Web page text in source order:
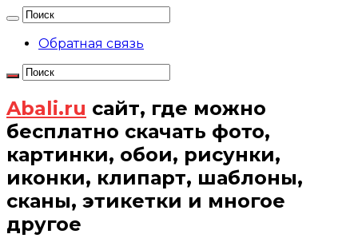
Обратная связь
Abali.ru сайт, где можно
бесплатно скачать фото,
картинки, обои, рисунки,
иконки, клипарт, шаблоны,
сканы, этикетки и многое
другое